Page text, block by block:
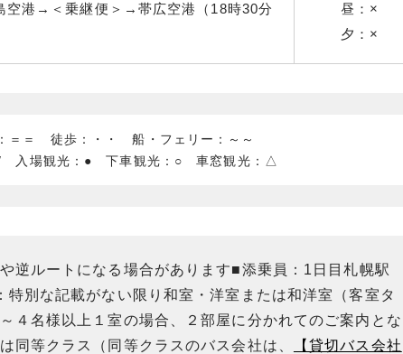
空港→＜乗継便＞→帯広空港（18時30分
昼：×
夕：×
＝ 徒歩：・・ 船・フェリー：～～
// 入場観光：● 下車観光：○ 車窓観光：△
逆ルートになる場合があります■添乗員：1日目札幌駅
別な記載がない限り和室・洋室または和洋室（客室タ
４名様以上１室の場合、２部屋に分かれてのご案内とな
同等クラス（同等クラスのバス会社は、
【貸切バス会社